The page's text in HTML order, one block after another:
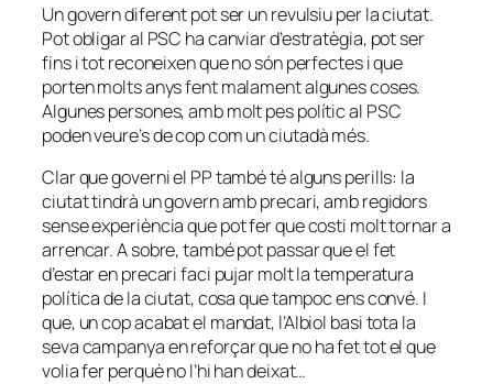
Un govern diferent pot ser un revulsiu per la ciutat.
Pot obligar al PSC ha canviar d’estratègia, pot ser
fins i tot reconeixen que no són perfectes i que
porten molts anys fent malament algunes coses.
Algunes persones, amb molt pes polític al PSC
poden veure’s de cop com un ciutadà més.
Clar que governi el PP també té alguns perills: la
ciutat tindrà un govern amb precari, amb regidors
sense experiència que pot fer que costi molt tornar a
arrencar. A sobre, també pot passar que el fet
d’estar en precari faci pujar molt la temperatura
política de la ciutat, cosa que tampoc ens convé. I
que, un cop acabat el mandat, l’Albiol basi tota la
seva campanya en reforçar que no ha fet tot el que
volia fer perquè no l’hi han deixat…